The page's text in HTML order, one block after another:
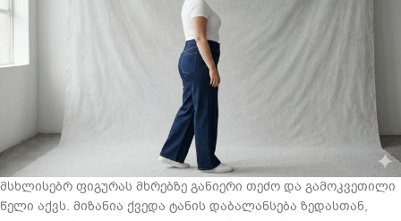
მსხლისებრ ფიგურას მხრებზე განიერი თეძო და გამოკვეთილი
წელი აქვს. მიზანია ქვედა ტანის დაბალანსება ზედასთან,